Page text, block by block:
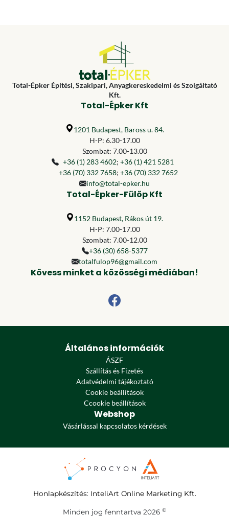
Total-Épker Építési, Szakipari, Anyagkereskedelmi és Szolgáltató
Kft.
Total-Épker Kft
1201 Budapest, Baross u. 84.
H-P: 6.30-17.00
Szombat: 7.00-13.00
+36 (1) 283 4602; +36 (1) 421 5281
+36 (70) 332 7658; +36 (70) 332 7652
info@total-epker.hu
Total-Épker-Fülöp Kft
1152 Budapest, Rákos út 19.
H-P: 7.00-17.00
Szombat: 7.00-12.00
+36 (30) 658-5377
totalfulop96@gmail.com
Kövess minket a közösségi médiában!
Általános információk
ÁSZF
Szállítás és Fizetés
Adatvédelmi tájékoztató
Cookie beállítások
Ccookie beállítások
Webshop
Vásárlással kapcsolatos kérdések
Honlapkészítés: InteliArt Online Marketing Kft.
Minden jog fenntartva 2026 ©